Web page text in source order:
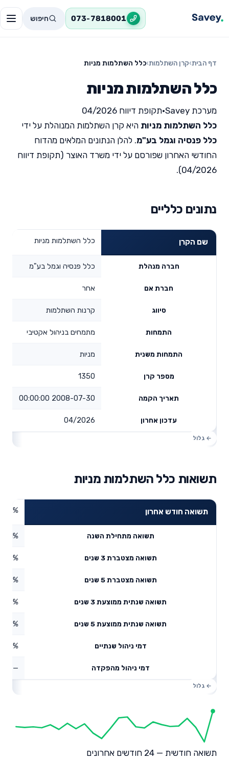
073-7818001 חיפוש
דף הבית›קרן השתלמות›כלל השתלמות מניות
כלל השתלמות מניות
מערכת Savey •תקופת דיווח 04/2026
כלל השתלמות מניות היא קרן השתלמות המנוהלת על ידי
כלל פנסיה וגמל בע"מ. להלן הנתונים המלאים מהדוח
החודשי האחרון שפורסם על ידי משרד האוצר (תקופת דיווח
04/2026).
נתונים כלליים
שם הקרן כלל השתלמות מניות
חברה מנהלת כלל פנסיה וגמל בע"מ
חברת אם אחר
סיווג קרנות השתלמות
התמחות מתמחים בניהול אקטיבי
התמחות משנית מניות
מספר קרן 1350
תאריך הקמה 2008-07-30 00:00:00
עדכון אחרון 04/2026
תשואות כלל השתלמות מניות
תשואה חודש אחרון 8.6%
תשואה מתחילת השנה
תשואה מצטברת 3 שנים
תשואה מצטברת 5 שנים
תשואה שנתית ממוצעת 3 שנים
תשואה שנתית ממוצעת 5 שנים
דמי ניהול שנתיים
דמי ניהול מהפקדה —
תשואה חודשית — 24 חודשים אחרונים